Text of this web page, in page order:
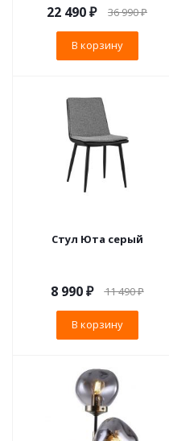
22 490₽ 36 990₽
В корзину
Стул Юта серый
8 990₽ 11 490₽
В корзину